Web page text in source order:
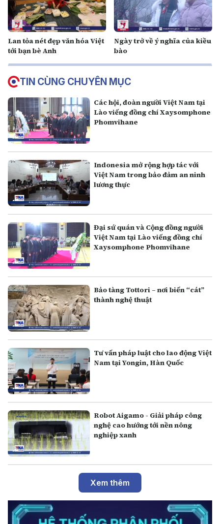
Lan tỏa nét đẹp văn hóa Việt
tới bạn bè Anh
Ngày trở về ý nghĩa của kiều
bào
TIN CÙNG CHUYÊN MỤC
Các hội, đoàn người Việt Nam tại
Lào viếng đồng chí Xaysomphone
Phomvihane
Indonesia mở rộng hợp tác với
Việt Nam trong bảo đảm an ninh
lương thực
Đại sứ quán và Cộng đồng người
Việt Nam tại Lào viếng đồng chí
Xaysomphone Phomvihane
Bảo tàng Tottori – nơi biến “cát”
thành nghệ thuật
Tư vấn pháp luật cho lao động Việt
Nam tại Yongin, Hàn Quốc
Robot Aigamo - Giải pháp công
nghệ cao hướng tới nền nông
nghiệp xanh
Xem thêm